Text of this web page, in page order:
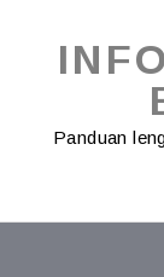
content
Panduan